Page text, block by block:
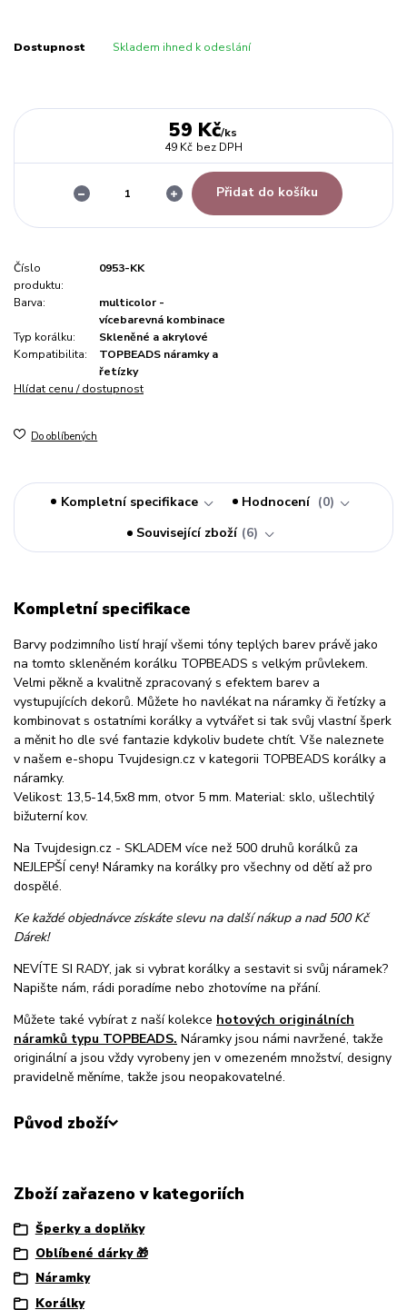
Dostupnost Skladem ihned k odeslání
59 Kč/ks
49 Kč bez DPH
Přidat do košíku
Číslo
produktu:
0953-KK
Barva:
multicolor -
vícebarevná kombinace
Typ korálku:
Skleněné a akrylové
Kompatibilita:
TOPBEADS náramky a
řetízky
Hlídat cenu / dostupnost
Do oblíbených
Kompletní specifikace Hodnocení
0
Související zboží 6
Kompletní specifikace
Barvy podzimního listí hrají všemi tóny teplých barev právě jako
na tomto skleněném korálku TOPBEADS s velkým průvlekem.
Velmi pěkně a kvalitně zpracovaný s efektem barev a
vystupujících dekorů. Můžete ho navlékat na náramky či řetízky a
kombinovat s ostatními korálky a vytvářet si tak svůj vlastní šperk
a měnit ho dle své fantazie kdykoliv budete chtít. Vše naleznete
v našem e-shopu Tvujdesign.cz v kategorii TOPBEADS korálky a
náramky.
Velikost: 13,5-14,5x8 mm, otvor 5 mm. Material: sklo, ušlechtilý
bižuterní kov.
Na Tvujdesign.cz - SKLADEM více než 500 druhů korálků za
NEJLEPŠÍ ceny! Náramky na korálky pro všechny od dětí až pro
dospělé.
Ke každé objednávce získáte slevu na další nákup a nad 500 Kč
Dárek!
NEVÍTE SI RADY, jak si vybrat korálky a sestavit si svůj náramek?
Napište nám, rádi poradíme nebo zhotovíme na přání.
Můžete také vybírat z naší kolekce hotových originálních
náramků typu TOPBEADS. Náramky jsou námi navržené, takže
originální a jsou vždy vyrobeny jen v omezeném množství, designy
pravidelně měníme, takže jsou neopakovatelné.
Původ zboží
Zboží zařazeno v kategoriích
Šperky a doplňky
Oblíbené dárky 🎁
Náramky
Korálky